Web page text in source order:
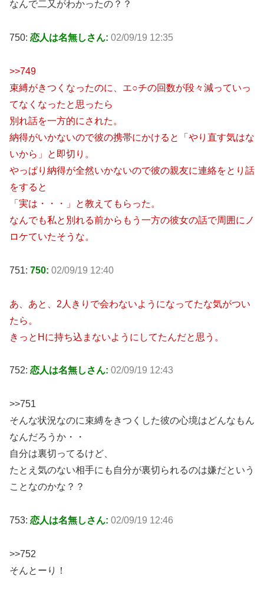
なんで二又がわかったの？？
750: 恋人は名無しさん: 02/09/19 12:35
>>749
束縛がきつくなったのに、エ○チの回数が段々減っていっ
てなくなったと思ったら
別れ話を一方的にされた。
納得がいかないので彼の携帯にかけると「やり直す気はな
いから」と即切り。
やっぱり納得が全然いかないので彼の親友に連絡をとり話
をすると
「実は・・・」と教えてもらった。
なんでも私と別れる前からもう一方の彼女の話で周囲にノ
ロケていたそうな。
751: 750: 02/09/19 12:40
あ、あと、2人きりで会わないようになってたな気がつい
たら。
きっとHに持ち込まないようにしてたんだと思う。
752: 恋人は名無しさん: 02/09/19 12:43
>>751
そんな状況なのに束縛をきつくした彼の心境はどんなもん
なんだろうか・・
自分は裏切ってるけど、
たとえ気のない相手にも自分が裏切られるのは嫌だという
ことなのかな？？
753: 恋人は名無しさん: 02/09/19 12:46
>>752
そんとーり！